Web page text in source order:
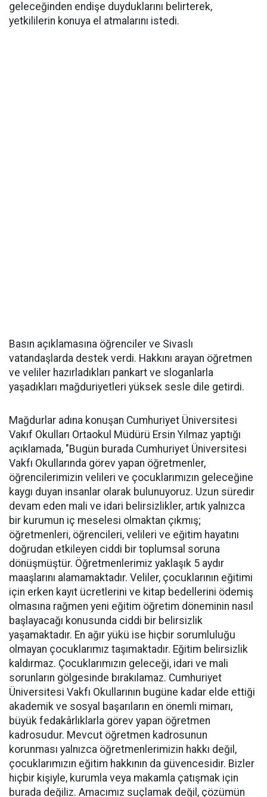
geleceğinden endişe duyduklarını belirterek,
yetkililerin konuya el atmalarını istedi.
Basın açıklamasına öğrenciler ve Sivaslı
vatandaşlarda destek verdi. Hakkını arayan öğretmen
ve veliler hazırladıkları pankart ve sloganlarla
yaşadıkları mağduriyetleri yüksek sesle dile getirdi.
Mağdurlar adına konuşan Cumhuriyet Üniversitesi
Vakıf Okulları Ortaokul Müdürü Ersin Yılmaz yaptığı
açıklamada, "Bugün burada Cumhuriyet Üniversitesi
Vakfı Okullarında görev yapan öğretmenler,
öğrencilerimizin velileri ve çocuklarımızın geleceğine
kaygı duyan insanlar olarak bulunuyoruz. Uzun süredir
devam eden mali ve idari belirsizlikler, artık yalnızca
bir kurumun iç meselesi olmaktan çıkmış;
öğretmenleri, öğrencileri, velileri ve eğitim hayatını
doğrudan etkileyen ciddi bir toplumsal soruna
dönüşmüştür. Öğretmenlerimiz yaklaşık 5 aydır
maaşlarını alamamaktadır. Veliler, çocuklarının eğitimi
için erken kayıt ücretlerini ve kitap bedellerini ödemiş
olmasına rağmen yeni eğitim öğretim döneminin nasıl
başlayacağı konusunda ciddi bir belirsizlik
yaşamaktadır. En ağır yükü ise hiçbir sorumluluğu
olmayan çocuklarımız taşımaktadır. Eğitim belirsizlik
kaldırmaz. Çocuklarımızın geleceği, idari ve mali
sorunların gölgesinde bırakılamaz. Cumhuriyet
Üniversitesi Vakfı Okullarının bugüne kadar elde ettiği
akademik ve sosyal başarıların en önemli mimarı,
büyük fedakârlıklarla görev yapan öğretmen
kadrosudur. Mevcut öğretmen kadrosunun
korunması yalnızca öğretmenlerimizin hakkı değil,
çocuklarımızın eğitim hakkının da güvencesidir. Bizler
hiçbir kişiyle, kurumla veya makamla çatışmak için
burada değiliz. Amacımız suçlamak değil, çözümün